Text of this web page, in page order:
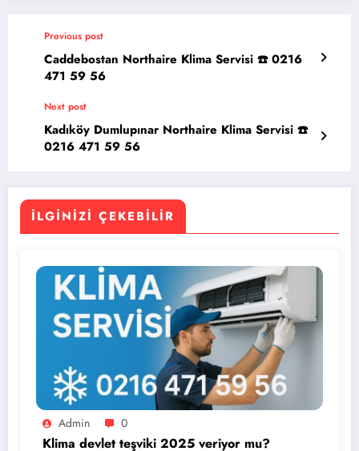
Previous post
Caddebostan Northaire Klima Servisi ☎️ 0216
471 59 56
Next post
Kadıköy Dumlupınar Northaire Klima Servisi ☎️
0216 471 59 56
İLGINIZI ÇEKEBILIR
Admin 0
Klima devlet teşviki 2025 veriyor mu?